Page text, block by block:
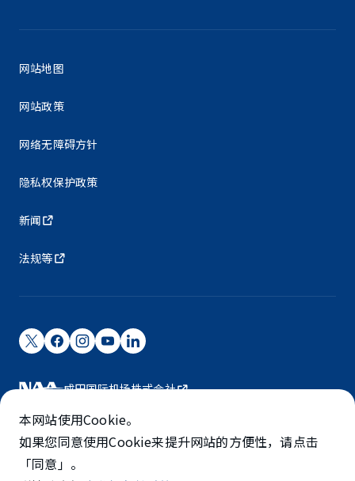
网站地图
网站政策
网络无障碍方针
隐私权保护政策
新闻
法规等
成田国际机场株式会社
成田国际机场由NAA运营。
©NARITA INTERNATIONAL AIRPORT CORPORATION
SKYTRAX
本网站使用Cookie。
如果您同意使用Cookie来提升网站的方便性，请点击
「同意」。